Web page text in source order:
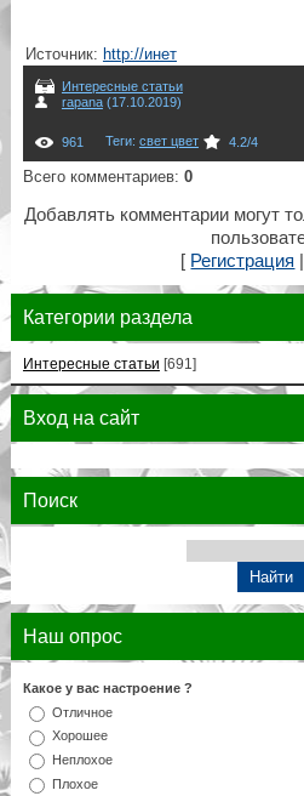
Источник: http://инет
Интересные статьи
rapana(17.10.2019)
961 Теги: свет цвет 4.2/4
Всего комментариев: 0
Добавлять комментарии могут
[ Регистрация
Категории раздела
Интересные статьи [691]
Вход на сайт
Поиск
Наш опрос
Какое у вас настроение ?
Отличное
Хорошее
Неплохое
Плохое